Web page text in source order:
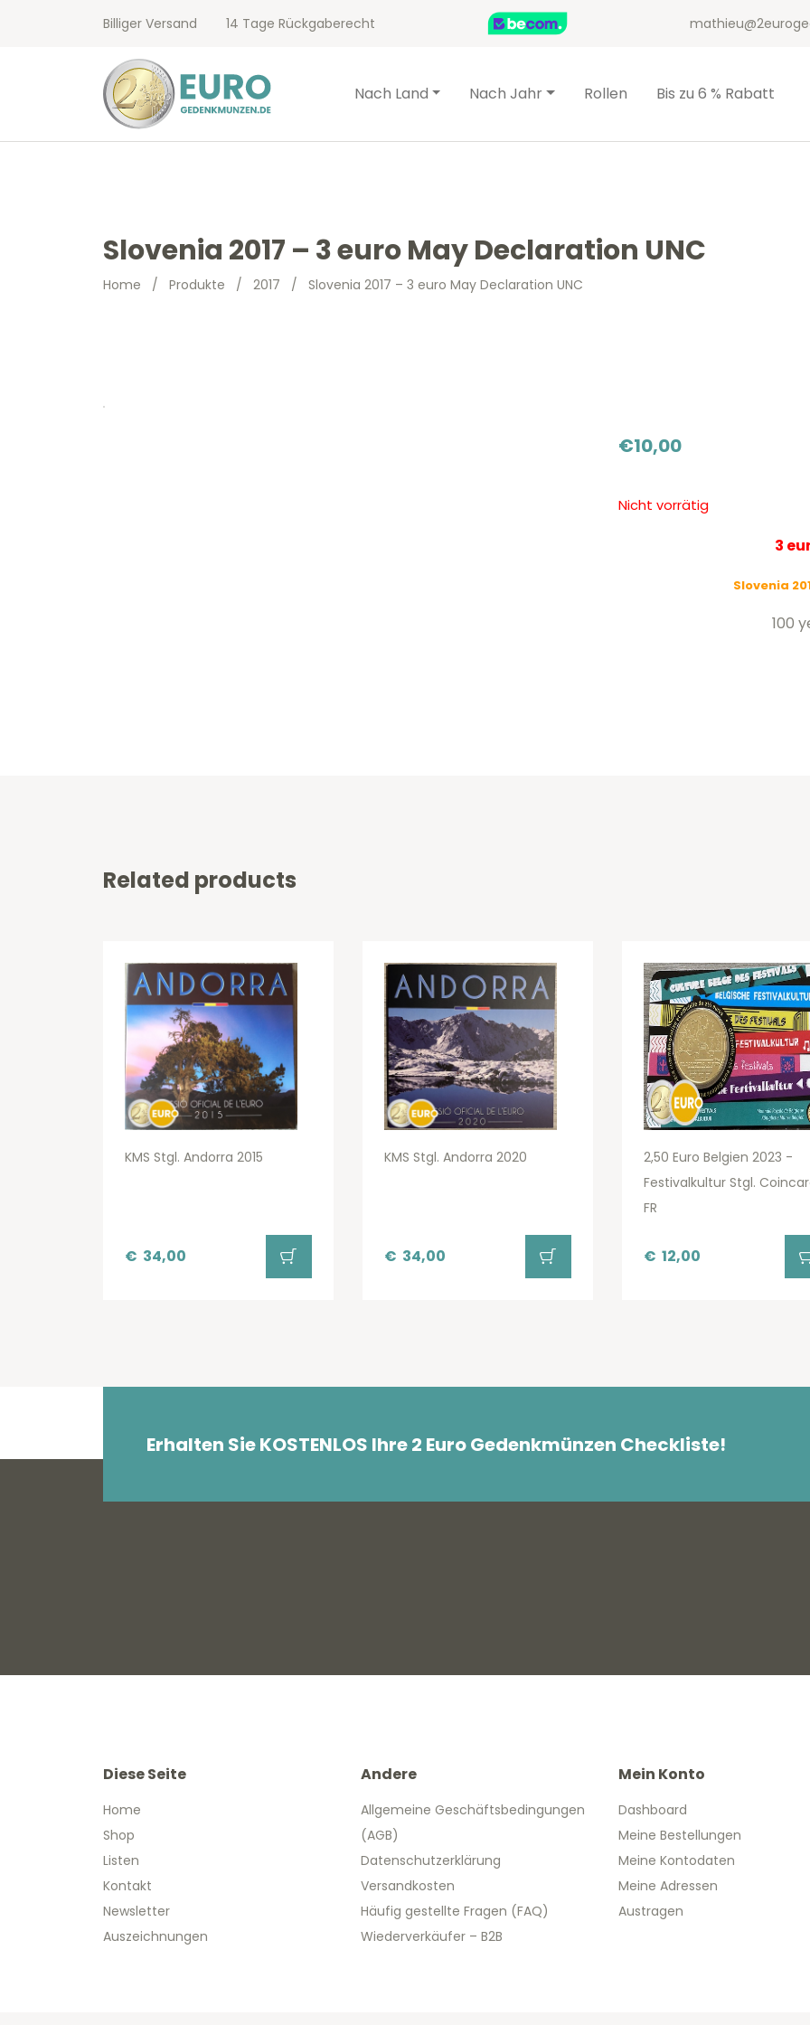
Billiger Versand 14 Tage Rückgaberecht
Nach Land Nach Jahr Rollen Bis zu 6 % Rabatt
Slovenia 2017 – 3 euro May Declaration UNC
Home / Produkte / 2017 / Slovenia 2017 – 3 euro May Declaration UNC
€10,00
Nicht vorrätig
3
Slovenia
100
Related products
KMS Stgl. Andorra 2015
€ 34,00
KMS Stgl. Andorra 2020
€ 34,00
2,50 Euro Belgien 2023 -
Festivalkultur Stgl.
FR
€ 12,00
Erhalten Sie KOSTENLOS Ihre 2 Euro Gedenkmünzen Checkliste!
Diese Seite
Home
Shop
Listen
Kontakt
Newsletter
Auszeichnungen
Andere
Allgemeine Geschäftsbedingungen
(AGB)
Datenschutzerklärung
Versandkosten
Häufig gestellte Fragen (FAQ)
Wiederverkäufer – B2B
Mein Konto
Dashboard
Meine Bestellungen
Meine Kontodaten
Meine Adressen
Austragen